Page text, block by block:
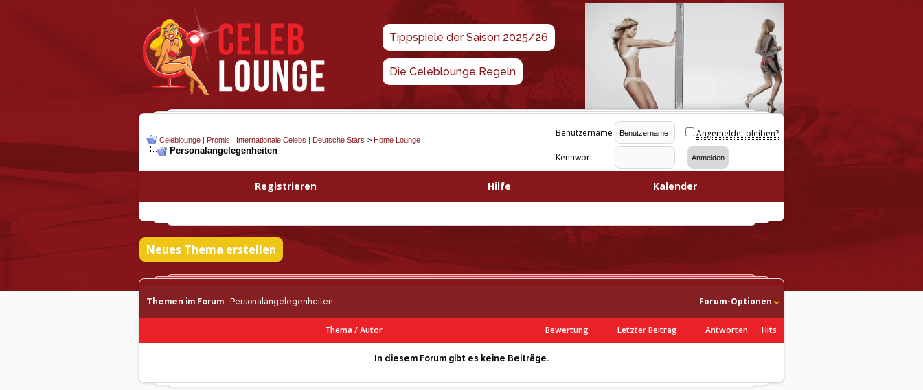
Tippspiele der Saison 2025/26
Die Celeblounge Regeln
Celeblounge | Promis | Internationale Celebs | Deutsche Stars > Home Lounge
Personalangelegenheiten
Benutzername Angemeldet bleiben?
Kennwort
Registrieren Hilfe Kalender
Neues Thema erstellen
Themen im Forum : Personalangelegenheiten Forum-Optionen
Bewertung
Thema/Autor Letzter Beitrag Antworten Hits
In diesem Forum gibt es keine Beiträge.